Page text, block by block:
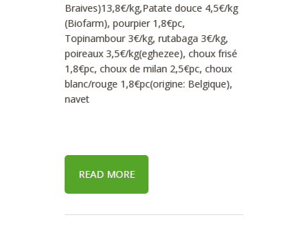
Braives)13,8€/kg,Patate douce 4,5€/kg
(Biofarm), pourpier 1,8€pc,
Topinambour 3€/kg, rutabaga 3€/kg,
poireaux 3,5€/kg(eghezee), choux frisé
1,8€pc, choux de milan 2,5€pc, choux
blanc/rouge 1,8€pc(origine: Belgique),
navet
READ MORE